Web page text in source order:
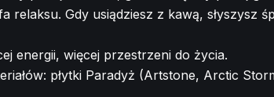
relaksu. Gdy usiądziesz z kawą, słyszysz
energii, więcej przestrzeni do życia.
płytki Paradyż (Artstone, Arctic